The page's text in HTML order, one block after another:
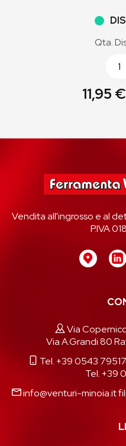
Qta.
11,95 €
Vendita all'ingrosso e al
P.IVA
Via
Via A.Grandi 80
Tel. +39 0543
Tel. +39
info@venturi-minoia.it